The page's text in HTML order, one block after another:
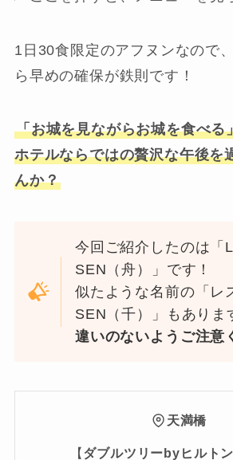
1日30食限定のアフヌンなので
ら早めの確保が鉄則です！
「お城を見ながらお城を食べる
ホテルならではの贅沢な午後を
んか？
今回ご紹介したのは「
SEN（舟）」です！
似たような名前の「レ
SEN（千）」もありま
違いのないようご注意
天満橋
【ダブルツリーbyヒルト